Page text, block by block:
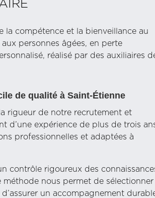
la compétence et la bienveillance au
personnes âgées, en perte
réalisé par des auxiliaires
de qualité à Saint-Étienne
rigueur de notre recrutement et
d’une expérience de plus de trois
professionnelles et adaptées à
contrôle rigoureux des
méthode nous permet de sélectionner
un accompagnement